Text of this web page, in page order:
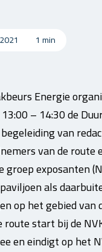
1 min
Energie
– 14:30 de
van
van de route
groep exposanten
als
op het gebied van
route start bij de
en eindigt op het